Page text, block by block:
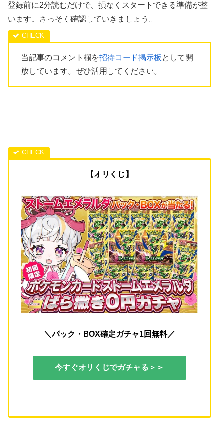
登録前に2分読むだけで、損なくスタートできる準備が整
います。さっそく確認していきましょう。
当記事のコメント欄を招待コード掲示板 として開
放しています。ぜひ活用してください。
【オリくじ】
＼パック・BOX確定ガチャ1回無料／
今すぐオリくじでガチャる＞＞